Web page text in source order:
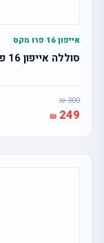
אייפון 16 פרו מקס
סוללה אייפון 16 פרו מקס מתאקטבת
300
249